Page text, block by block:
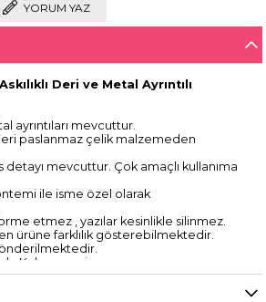
YORUM YAZ
Deri ve Metal Ayrıntılı
ayrıntıları mevcuttur.
paslanmaz çelik malzemeden
detayı mevcuttur. Çok amaçlı kullanıma
ile isme özel olarak
etmez , yazılar kesinlikle silinmez.
ürüne farklılık gösterebilmektedir.
Kahverengi